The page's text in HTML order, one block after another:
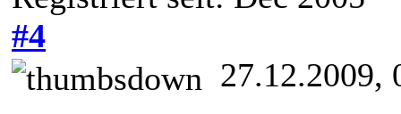
#4
27.12.2009,